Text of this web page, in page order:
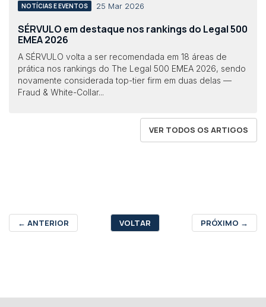
NOTÍCIAS E EVENTOS 25 Mar 2026
SÉRVULO em destaque nos rankings do Legal 500
EMEA 2026
A SÉRVULO volta a ser recomendada em 18 áreas de
prática nos rankings do The Legal 500 EMEA 2026, sendo
novamente considerada top-tier firm em duas delas —
Fraud & White-Collar...
VER TODOS OS ARTIGOS
← ANTERIOR VOLTAR PRÓXIMO →